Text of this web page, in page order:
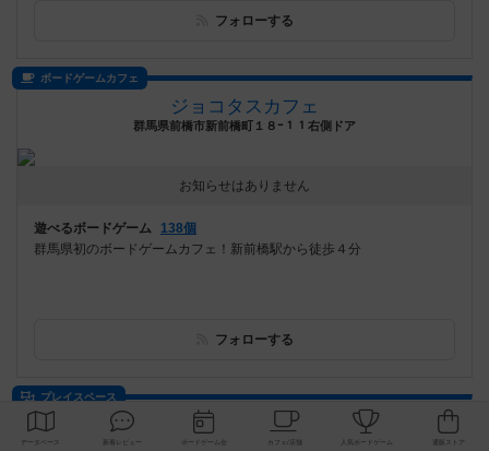
フォローする
ボードゲームカフェ
ジョコタスカフェ
群馬県前橋市新前橋町１８ｰ１１右側ドア
お知らせはありません
遊べるボードゲーム
138個
群馬県初のボードゲームカフェ！新前橋駅から徒歩４分
フォローする
プレイスペース
ゲームスペース金沢
石川県金沢市松村2-80